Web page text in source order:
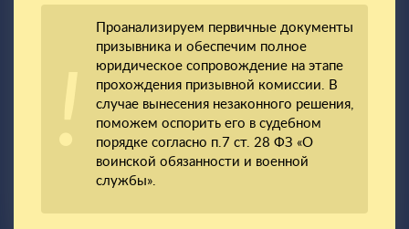
Проанализируем первичные документы
призывника и обеспечим полное
юридическое сопровождение на этапе
прохождения призывной комиссии. В
случае вынесения незаконного решения,
поможем оспорить его в судебном
порядке согласно п.7 ст. 28 ФЗ «О
воинской обязанности и военной
службы».